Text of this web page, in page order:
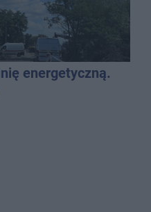
energetyczną.